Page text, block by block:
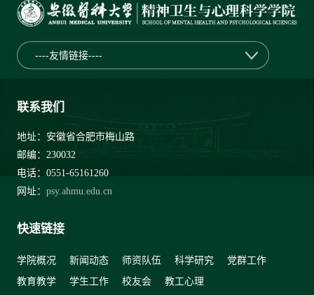
----友情链接----
联系我们
地址：安徽省合肥市梅山路
邮编：230032
电话：0551-65161260
网址： psy.ahmu.edu.cn
快速链接
学院概况 新闻动态 师资队伍 科学研究
党群工作
教育教学
学生工作 校友会 教工心理